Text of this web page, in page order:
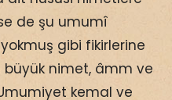
de şu umumî
gibi fikirlerine
büyük nimet, âmm ve
kemal ve